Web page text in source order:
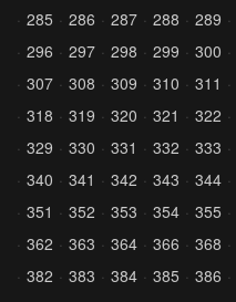
285
286 287 288 289
296
297 298 299 300
307
308 309 310 311
318
319 320 321 322
329
330 331 332 333
340
341 342 343 344
351
352 353 354 355
362
363 364 366 368
382
383 384 385 386